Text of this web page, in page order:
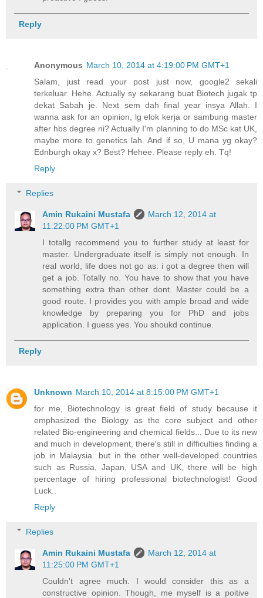
Reply
Anonymous March 10, 2014 at 4:19:00 PM GMT+1
Salam, just read your post just now, google2 sekali
terkeluar. Hehe. Actually sy sekarang buat Biotech jugak tp
dekat Sabah je. Next sem dah final year insya Allah. I
wanna ask for an opinion, lg elok kerja or sambung master
after hbs degree ni? Actually I'm planning to do MSc kat UK,
maybe more to genetics lah. And if so, U mana yg okay?
Ednburgh okay x? Best? Hehee. Please reply eh. Tq!
Reply
Replies
Amin Rukaini Mustafa
March 12, 2014 at
11:22:00 PM GMT+1
I totallg recommend you to further study at least for
master. Undergraduate itself is simply not enough. In
real world, life does not go as: i got a degree then will
get a job. Totally no. You have to show that you have
something extra than other dont. Master could be a
good route. I provides you with ample broad and wide
knowledge by preparing you for PhD and jobs
application. I guess yes. You shoukd continue.
Reply
Unknown March 10, 2014 at 8:15:00 PM GMT+1
for me, Biotechnology is great field of study because it
emphasized the Biology as the core subject and other
related Bio-engineering and chemical fields... Due to its new
and much in development, there's still in difficulties finding a
job in Malaysia. but in the other well-developed countries
such as Russia, Japan, USA and UK, there will be high
percentage of hiring professional biotechnologist! Good
Luck..
Reply
Replies
Amin Rukaini Mustafa
March 12, 2014 at
11:25:00 PM GMT+1
Couldn't agree much. I would consider this as a
constructive opinion. Though, me myself is a poitive